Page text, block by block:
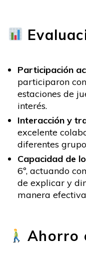
Participación
participaron
estaciones de
interés.
Interacción y
excelente
diferentes
Capacidad de
6º, actuando
de explicar y
manera
Ahorro